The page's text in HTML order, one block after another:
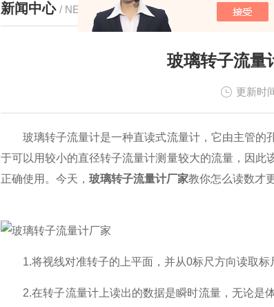
新闻中心 / NEWS
玻璃转子流量
更新时
玻璃转子流量计是一种直读式流量计，它由主管的
于可以用较小的直径转子流量计测量较大的流量，因
正确使用。今天， 玻璃转子流量计厂家教你怎么读数才
1.将视线对准转子的上平面，并从0标尺方向读取标
2.在转子流量计上读出的数据是瞬时流量，无论是体